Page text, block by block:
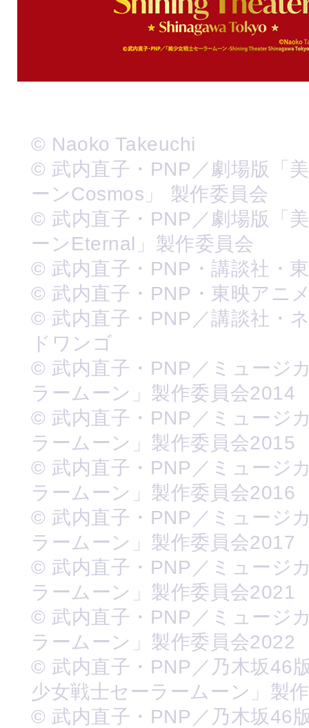
© Naoko Takeuchi
© 武内直子・PNP／劇場版「
ーンCosmos」 製作委員会
© 武内直子・PNP／劇場版「
ーンEternal」製作委員会
© 武内直子・PNP・講談社・
© 武内直子・PNP・東映アニ
© 武内直子・PNP／講談社・
ドワンゴ
© 武内直子・PNP／ミュージ
ラームーン」製作委員会2014
© 武内直子・PNP／ミュージ
ラームーン」製作委員会2015
© 武内直子・PNP／ミュージ
ラームーン」製作委員会2016
© 武内直子・PNP／ミュージ
ラームーン」製作委員会2017
© 武内直子・PNP／ミュージ
ラームーン」製作委員会2021
© 武内直子・PNP／ミュージ
ラームーン」製作委員会2022
© 武内直子・PNP／乃木坂46
少女戦士セーラームーン」製
© 武内直子・PNP／乃木坂46